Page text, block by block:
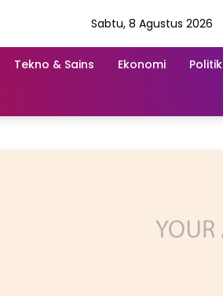
Sabtu, 8 Agustus 2026
Tekno & Sains Ekonomi Politik